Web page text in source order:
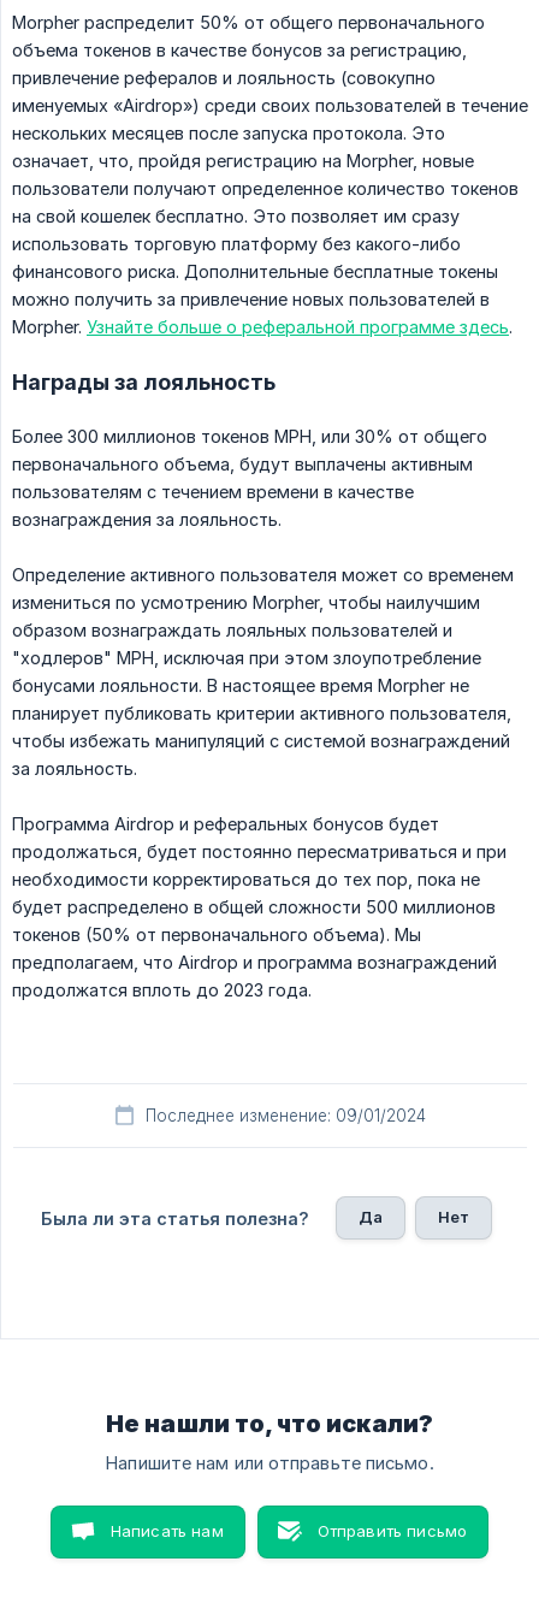
Morpher распределит 50% от общего первоначального
объема токенов в качестве бонусов за регистрацию,
привлечение рефералов и лояльность (совокупно
именуемых «Airdrop») среди своих пользователей в течение
нескольких месяцев после запуска протокола. Это
означает, что, пройдя регистрацию на Morpher, новые
пользователи получают определенное количество токенов
на свой кошелек бесплатно. Это позволяет им сразу
использовать торговую платформу без какого-либо
финансового риска. Дополнительные бесплатные токены
можно получить за привлечение новых пользователей в
Morpher. Узнайте больше о реферальной программе здесь.
Награды за лояльность
Более 300 миллионов токенов MPH, или 30% от общего
первоначального объема, будут выплачены активным
пользователям с течением времени в качестве
вознаграждения за лояльность.
Определение активного пользователя может со временем
измениться по усмотрению Morpher, чтобы наилучшим
образом вознаграждать лояльных пользователей и
"ходлеров" MPH, исключая при этом злоупотребление
бонусами лояльности. В настоящее время Morpher не
планирует публиковать критерии активного пользователя,
чтобы избежать манипуляций с системой вознаграждений
за лояльность.
Программа Airdrop и реферальных бонусов будет
продолжаться, будет постоянно пересматриваться и при
необходимости корректироваться до тех пор, пока не
будет распределено в общей сложности 500 миллионов
токенов (50% от первоначального объема). Мы
предполагаем, что Airdrop и программа вознаграждений
продолжатся вплоть до 2023 года.
Последнее изменение: 09/01/2024
Была ли эта статья полезна? Да Нет
Не нашли то, что искали?
Напишите нам или отправьте письмо.
Написать нам Отправить письмо